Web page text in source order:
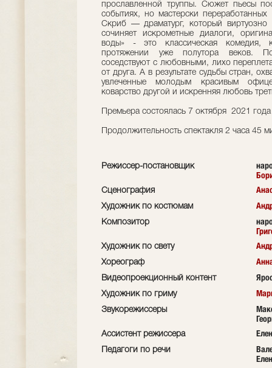
прославленной труппы. Сюжет пьесы
событиях, но мастерски
Скриб — драматург, который виртуозно
сочиняет искрометные диалоги,
воды» - это классическая комедия,
протяжении уже полутора веков.
соседствуют с любовными, лихо
от друга. А в результате судьбы стран,
увлеченные молодым красивым
коварство другой и искренняя любовь
Премьера состоялась 7 октября 2021 года
Продолжительность спектакля 2 часа 45
Режиссер-постановщик
Сценография
Художник по костюмам
Композитор
Художник по свету
Хореограф
Видеопроекционный контент
Художник по гриму
Звукорежиссеры
Ассистент режиссера
Педагоги по речи